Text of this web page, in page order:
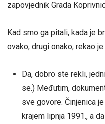
zapovjednik Grada
Kad smo ga pitali, kada je
ovako, drugi onako, rekao je:
Da, dobro ste rekli,
se.) Međutim,
sve govore. Činjenica
krajem lipnja 1991., a